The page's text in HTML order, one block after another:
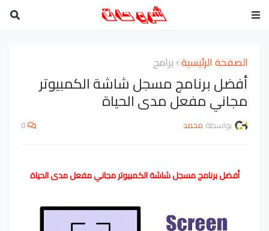
الصفحة الرئيسية برامج
أفضل برنامج مسجل شاشة الكمبيوتر
مجاني مفعل مدى الحياة
بواسطة محمد 0
أفضل برنامج مسجل شاشة الكمبيوتر مجاني مفعل مدى الحياة